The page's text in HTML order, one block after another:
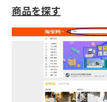
商品を探す